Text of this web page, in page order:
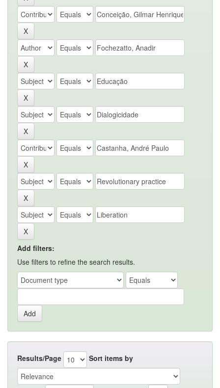
Add filters:
Use filters to refine the search results.
Results/Page Sort items by